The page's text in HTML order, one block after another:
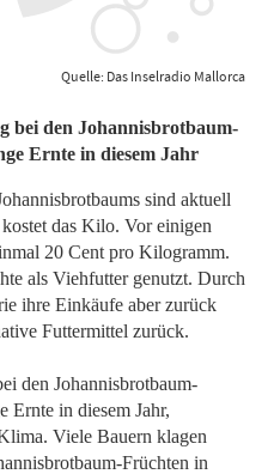
Quelle: Das Inselradio Mallorca
bei den Johannisbrotbaum-
Ernte in diesem Jahr
sind aktuell
das Kilo. Vor einigen
20 Cent pro Kilogramm.
als Viehfutter genutzt. Durch
ihre Einkäufe aber zurück
Futtermittel zurück.
den Johannisbrotbaum-
Ernte in diesem Jahr,
Viele Bauern klagen
Früchten in